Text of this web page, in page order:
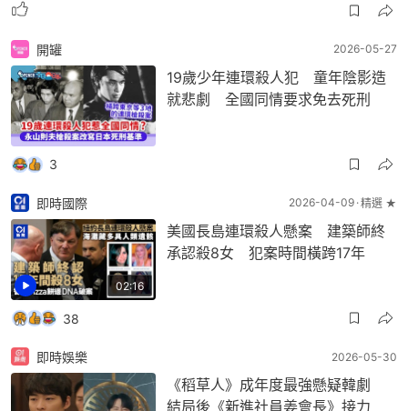
開罐 2026-05-27
19歲少年連環殺人犯 童年陰影造
就悲劇 全國同情要求免去死刑
3
02:16
即時國際 2026-04-09 精選 ★
美國長島連環殺人懸案 建築師終
承認殺8女 犯案時間橫跨17年
38
即時娛樂 2026-05-30
《稻草人》成年度最強懸疑韓劇
結局後《新進社員姜會長》接力